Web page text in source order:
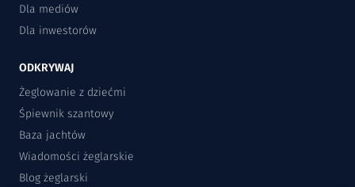
Dla mediów
Dla inwestorów
ODKRYWAJ
Żeglowanie z dziećmi
Śpiewnik szantowy
Baza jachtów
Wiadomości żeglarskie
Blog żeglarski